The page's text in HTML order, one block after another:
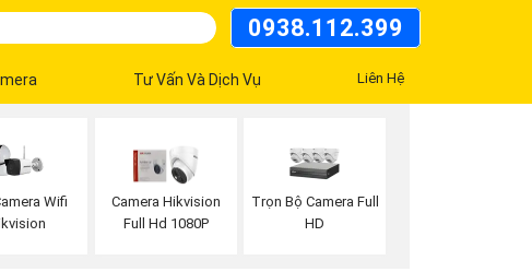
0938.112.399
Tư Vấn Và Dịch Vụ Liên Hệ
Wifi
Camera Hikvision
Full Hd 1080P
Trọn Bộ Camera Full
HD